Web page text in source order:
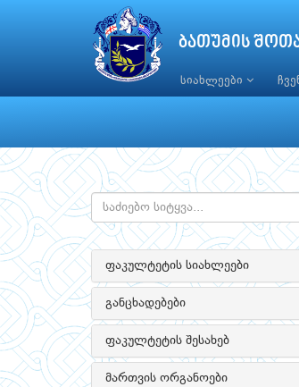
ბათუმის
სიახლეები
ფაკულტეტის სიახლეები
განცხადებები
ფაკულტეტის შესახებ
მართვის ორგანოები